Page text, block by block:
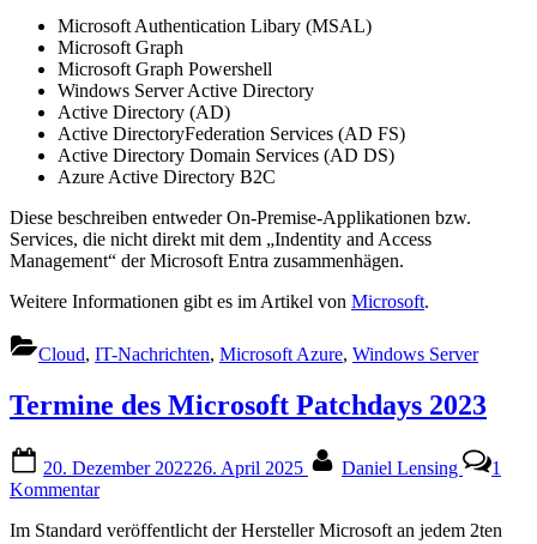
Microsoft Authentication Libary (MSAL)
Microsoft Graph
Microsoft Graph Powershell
Windows Server Active Directory
Active Directory (AD)
Active DirectoryFederation Services (AD FS)
Active Directory Domain Services (AD DS)
Azure Active Directory B2C
Diese beschreiben entweder On-Premise-Applikationen bzw.
Services, die nicht direkt mit dem „Indentity and Access
Management“ der Microsoft Entra zusammenhägen.
Weitere Informationen gibt es im Artikel von Microsoft.
Cloud, IT-Nachrichten, Microsoft Azure, Windows Server
Termine des Microsoft Patchdays 2023
on
20. Dezember 202226. April 2025 Daniel Lensing
1
Kommentarzu
des
Im Standard veröffentlicht der Hersteller Microsoft an jedem 2ten